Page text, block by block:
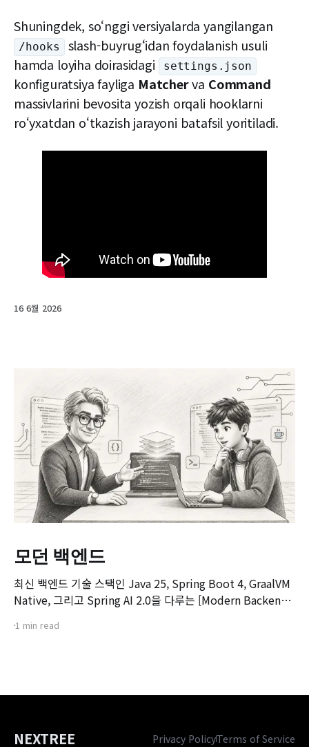
Shuningdek, soʻnggi versiyalarda yangilangan
/hooks slash-buyrugʻidan foydalanish usuli
hamda loyiha doirasidagi
settings.json
konfiguratsiya fayliga Matcherva Command
massivlarini bevosita yozish orqali hooklarni
roʻyxatdan oʻtkazish jarayoni batafsil yoritiladi.
16 6월 2026
모던 백엔드
최신 백엔드 기술 스택인 Java 25, Spring Boot 4, GraalVM
Native, 그리고 Spring AI 2.0을 다루는 [Modern Backend]
존 Spring Boot 환경에서 서비스를 구축하고 배포해보신 개
1 min read
NEXTREE Privacy PolicyTerms of Service